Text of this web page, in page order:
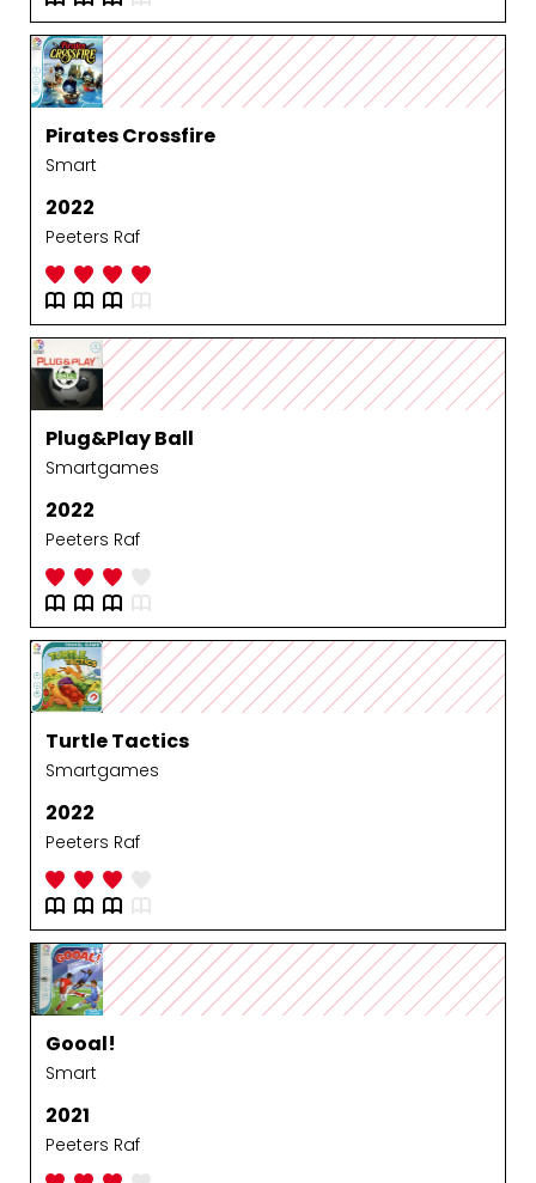
Pirates Crossfire
Smart
2022
Peeters Raf
Plug&Play Ball
Smartgames
2022
Peeters Raf
Turtle Tactics
Smartgames
2022
Peeters Raf
Gooal!
Smart
2021
Peeters Raf